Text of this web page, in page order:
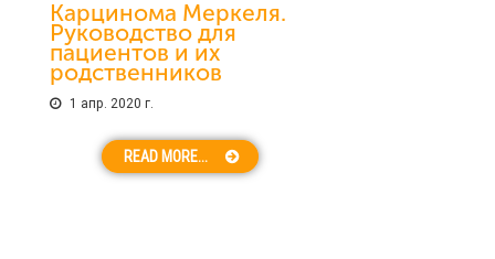
Карцинома Меркеля.
Руководство для
пациентов и их
родственников
1 апр. 2020 г.
READ MORE...